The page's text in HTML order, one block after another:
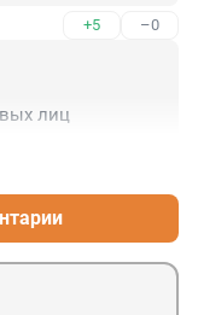
+5 –0
лиц